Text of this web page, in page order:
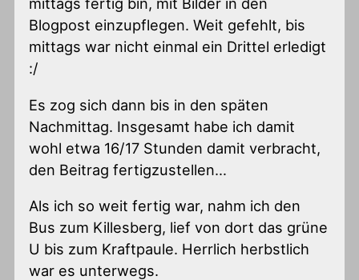
mittags fertig bin, mit Bilder in den
Blogpost einzupflegen. Weit gefehlt, bis
mittags war nicht einmal ein Drittel erledigt
:/
Es zog sich dann bis in den späten
Nachmittag. Insgesamt habe ich damit
wohl etwa 16/17 Stunden damit verbracht,
den Beitrag fertigzustellen…
Als ich so weit fertig war, nahm ich den
Bus zum Killesberg, lief von dort das grüne
U bis zum Kraftpaule. Herrlich herbstlich
war es unterwegs.